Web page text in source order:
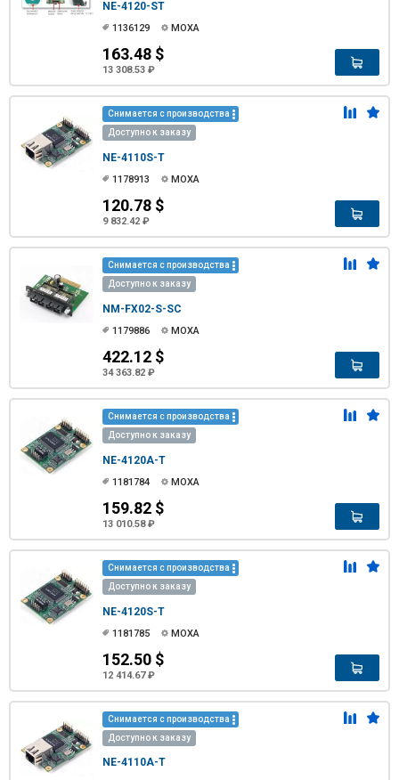
NE-4120-ST
1136129 MOXA
163.48 $
13 308.53 ₽
Снимается с производства
Доступно к заказу
NE-4110S-T
1178913 MOXA
120.78 $
9 832.42 ₽
Снимается с производства
Доступно к заказу
NM-FX02-S-SC
1179886 MOXA
422.12 $
34 363.82 ₽
Снимается с производства
Доступно к заказу
NE-4120A-T
1181784 MOXA
159.82 $
13 010.58 ₽
Снимается с производства
Доступно к заказу
NE-4120S-T
1181785 MOXA
152.50 $
12 414.67 ₽
Снимается с производства
Доступно к заказу
NE-4110A-T